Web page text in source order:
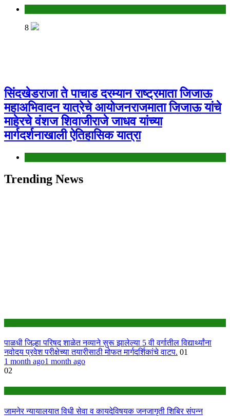
8
सिंदखेडराजा ते पाचाड दरम्यान राष्ट्रमाता जिजाऊ
महाअभिवादन यात्रेचे आयोजनराजमाता जिजाऊ यांचे
माहेरचे वंशज शिवाजीराजे जाधव यांच्या
मार्गदर्शनाखाली ऐतिहासिक यात्रा
Trending News
पाळधी जिल्हा परिषद शाळेत नव्याने सुरू झालेल्या 5 वी वर्गातील विद्यार्थ्यांना
नवोदय प्रवेश परीक्षेच्या तयारीसाठी मोफत मार्गदर्शिकांचे वाटप. 01
1 month ago1 month ago
02
जामनेर न्यायालयात विधी सेवा व कायदेविषयक जनजागृती शिबिर संपन्न